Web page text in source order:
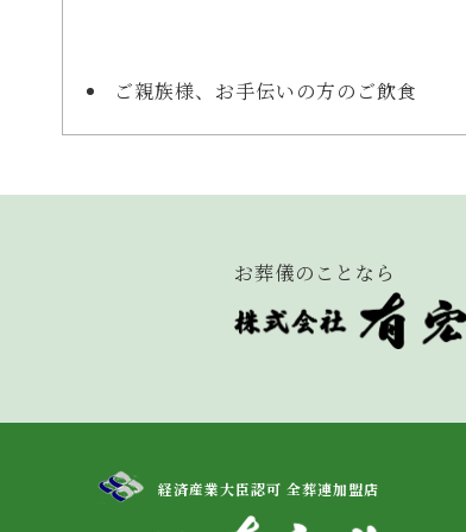
ご親族様、お手伝いの方のご飲食
お葬儀のことなら
経済産業大臣認可 全葬連加盟店